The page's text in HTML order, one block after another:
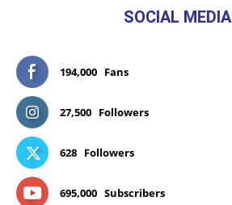
SOCIAL MEDIA
194,000 Fans
27,500 Followers
628 Followers
695,000 Subscribers